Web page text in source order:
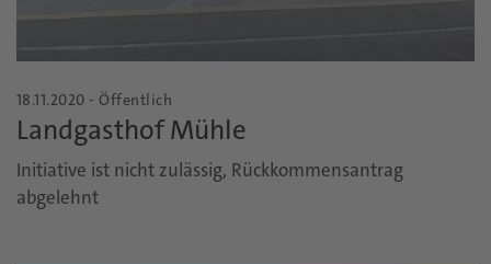
18.11.2020 - Öffentlich
Landgasthof Mühle
Initiative ist nicht zulässig, Rückkommensantrag
abgelehnt